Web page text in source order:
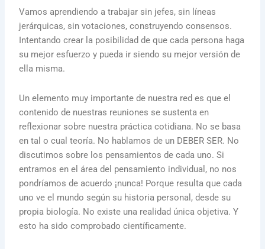
Vamos aprendiendo a trabajar sin jefes, sin líneas
jerárquicas, sin votaciones, construyendo consensos.
Intentando crear la posibilidad de que cada persona haga
su mejor esfuerzo y pueda ir siendo su mejor versión de
ella misma.
Un elemento muy importante de nuestra red es que el
contenido de nuestras reuniones se sustenta en
reflexionar sobre nuestra práctica cotidiana. No se basa
en tal o cual teoría. No hablamos de un DEBER SER. No
discutimos sobre los pensamientos de cada uno. Si
entramos en el área del pensamiento individual, no nos
pondríamos de acuerdo ¡nunca! Porque resulta que cada
uno ve el mundo según su historia personal, desde su
propia biología. No existe una realidad única objetiva. Y
esto ha sido comprobado científicamente.